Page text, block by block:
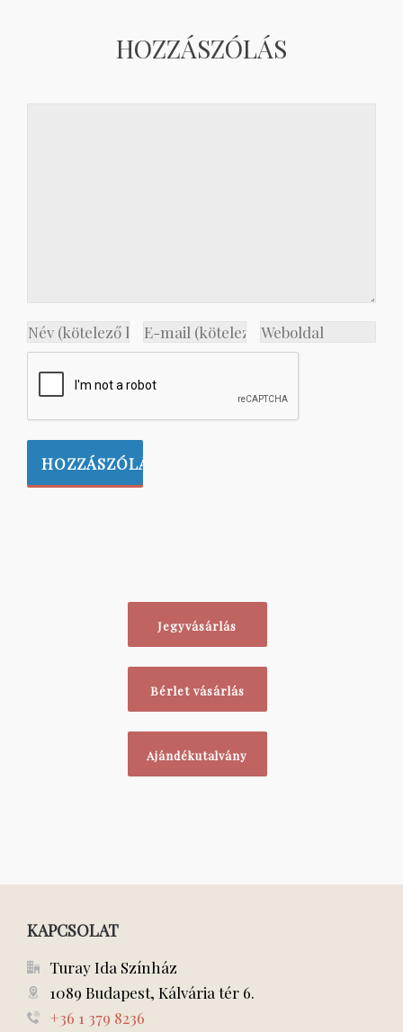
HOZZÁSZÓLÁS
Jegyvásárlás
Bérlet vásárlás
Ajándékutalvány
KAPCSOLAT
Turay Ida Színház
1089 Budapest, Kálvária tér 6.
+36 1 379 8236